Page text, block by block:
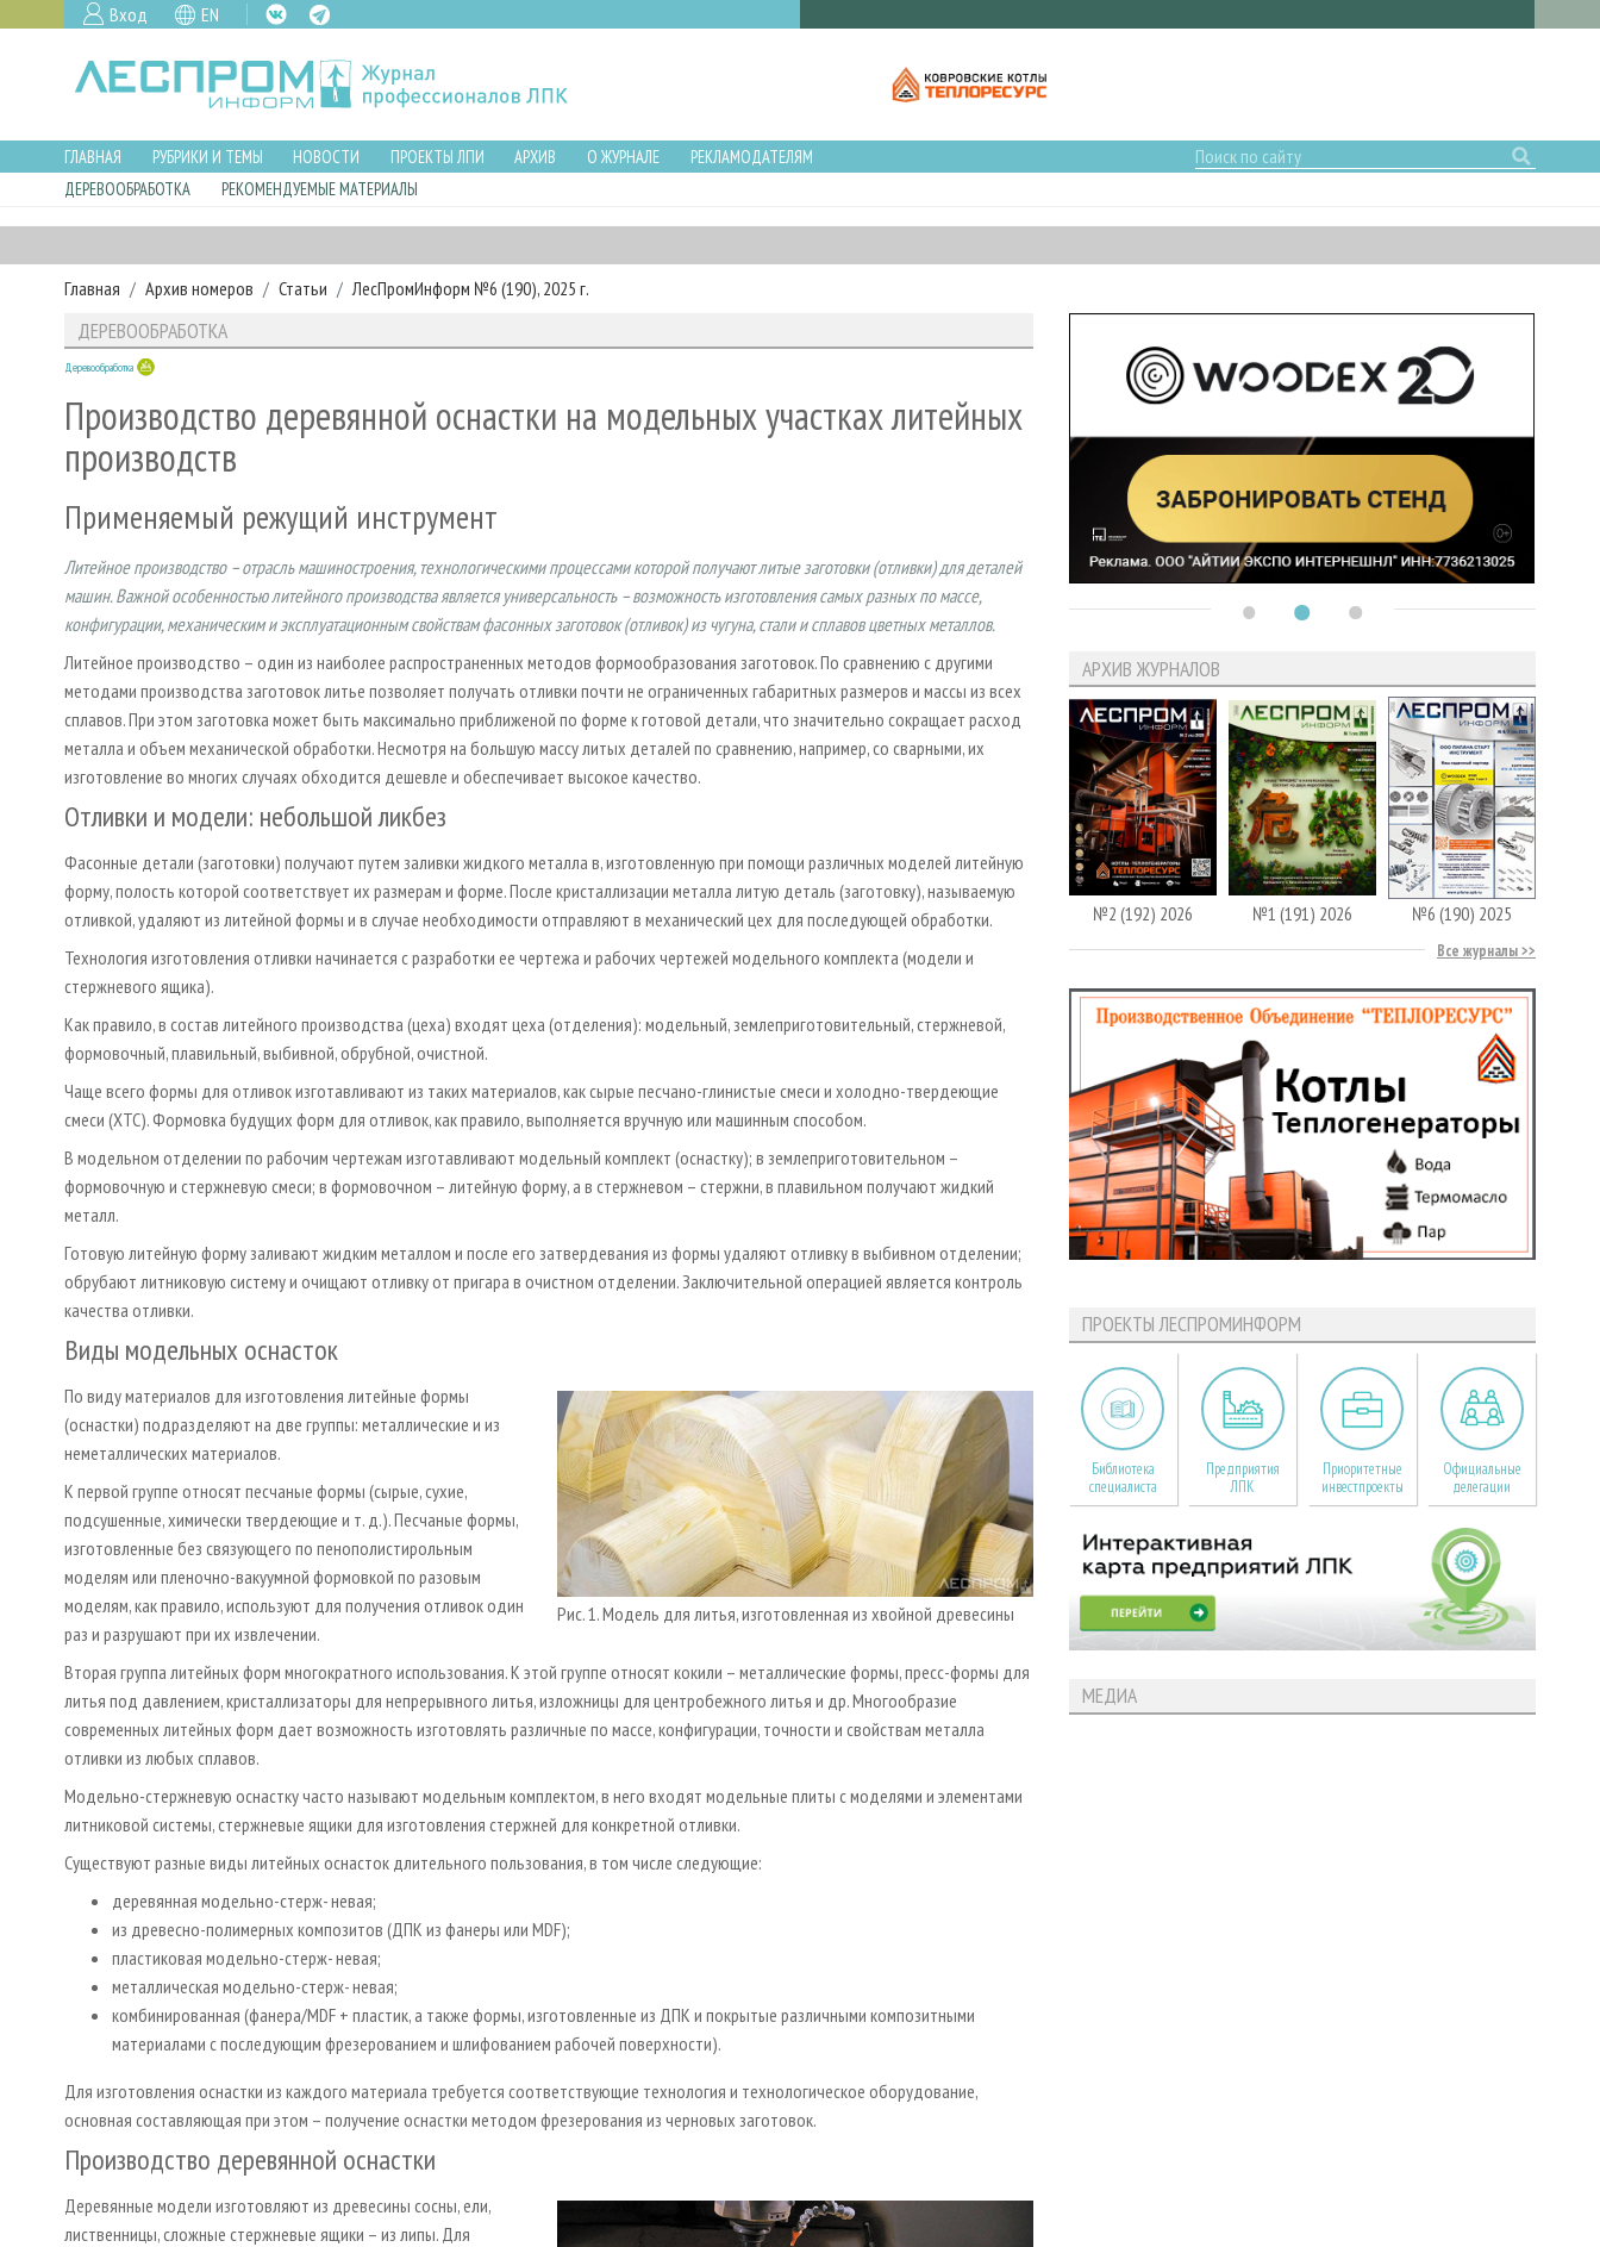
Вход EN
ГЛАВНАЯ РУБРИКИ И ТЕМЫ НОВОСТИ ПРОЕКТЫ ЛПИ АРХИВ О ЖУРНАЛЕ
РЕКЛАМОДАТЕЛЯМ
ДЕРЕВООБРАБОТКА
РЕКОМЕНДУЕМЫЕ МАТЕРИАЛЫ
Главная Архив номеров Статьи ЛесПромИнформ №6 (190), 2025 г.
ДЕРЕВООБРАБОТКА
Деревообработка
Производство деревянной оснастки на модельных участках литейных
производств
Применяемый режущий инструмент
Литейное производство – отрасль машиностроения, технологическими процессами которой получают литые заготовки (отливки) для деталей
машин. Важной особенностью литейного производства является универсальность – возможность изготовления самых разных по массе,
конфигурации, механическим и эксплуатационным свойствам фасонных заготовок (отливок) из чугуна, стали и сплавов цветных металлов.
Литейное производство – один из наиболее распространенных методов формообразования заготовок. По сравнению с другими
методами производства заготовок литье позволяет получать отливки почти не ограниченных габаритных размеров и массы из всех
сплавов. При этом заготовка может быть максимально приближеной по форме к готовой детали, что значительно сокращает расход
металла и объем механической обработки. Несмотря на большую массу литых деталей по сравнению, например, со сварными, их
изготовление во многих случаях обходится дешевле и обеспечивает высокое качество.
Отливки и модели: небольшой ликбез
Фасонные детали (заготовки) получают путем заливки жидкого металла в, изготовленную при помощи различных моделей литейную
форму, полость которой соответствует их размерам и форме. После кристаллизации металла литую деталь (заготовку), называемую
отливкой, удаляют из литейной формы и в случае необходимости отправляют в механический цех для последующей обработки.
Технология изготовления отливки начинается с разработки ее чертежа и рабочих чертежей модельного комплекта (модели и
стержневого ящика).
Как правило, в состав литейного производства (цеха) входят цеха (отделения): модельный, землеприготовительный, стержневой,
формовочный, плавильный, выбивной, обрубной, очистной.
Чаще всего формы для отливок изготавливают из таких материалов, как сырые песчано-глинистые смеси и холодно-твердеющие
смеси (ХТС). Формовка будущих форм для отливок, как правило, выполняется вручную или машинным способом.
В модельном отделении по рабочим чертежам изготавливают модельный комплект (оснастку); в землеприготовительном –
формовочную и стержневую смеси; в формовочном – литейную форму, а в стержневом – стержни, в плавильном получают жидкий
металл.
Готовую литейную форму заливают жидким металлом и после его затвердевания из формы удаляют отливку в выбивном отделении;
обрубают литниковую систему и очищают отливку от пригара в очистном отделении. Заключительной операцией является контроль
качества отливки.
Виды модельных оснасток
Рис. 1. Модель для литья, изготовленная из хвойной древесины
По виду материалов для изготовления литейные формы
(оснастки) подразделяют на две группы: металлические и из
неметаллических материалов.
К первой группе относят песчаные формы (сырые, сухие,
подсушенные, химически твердеющие и т. д.). Песчаные формы,
изготовленные без связующего по пенополистирольным
моделям или пленочно-вакуумной формовкой по разовым
моделям, как правило, используют для получения отливок один
раз и разрушают при их извлечении.
Вторая группа литейных форм многократного использования. К этой группе относят кокили – металлические формы, пресс-формы для
литья под давлением, кристаллизаторы для непрерывного литья, изложницы для центробежного литья и др. Многообразие
современных литейных форм дает возможность изготовлять различные по массе, конфигурации, точности и свойствам металла
отливки из любых сплавов.
Модельно-стержневую оснастку часто называют модельным комп­лектом, в него входят модельные плиты с моделями и элементами
литниковой системы, стержневые ящики для изготовления стержней для конкретной отливки.
Существуют разные виды литейных оснасток длительного пользования, в том числе следующие:
деревянная модельно-стерж- невая;
из древесно-полимерных композитов (ДПК из фанеры или MDF);
пластиковая модельно-стерж­- невая;
металлическая модельно-стерж- невая;
комбинированная (фанера/MDF + пластик, а также формы, изготовленные из ДПК и покрытые различными композитными
материалами с последующим фрезерованием и шлифованием рабочей поверхности).
Для изготовления оснастки из каждого материала требуется соответствующие технология и технологическое оборудование,
основная составляющая при этом – получение оснастки методом фрезерования из черновых заготовок.
Производство деревянной оснастки
Деревянные модели изготовляют из древесины сосны, ели,
лиственницы, сложные стержневые ящики – из липы. Для
АРХИВ ЖУРНАЛОВ
№2 (192) 2026 №1 (191) 2026 №6 (190) 2025
Все журналы
ПРОЕКТЫ ЛЕСПРОМИНФОРМ
Библиотека
специалиста
Предприятия
ЛПК
Приоритетные
инвестпроекты
Официальные
делегации
МЕДИА